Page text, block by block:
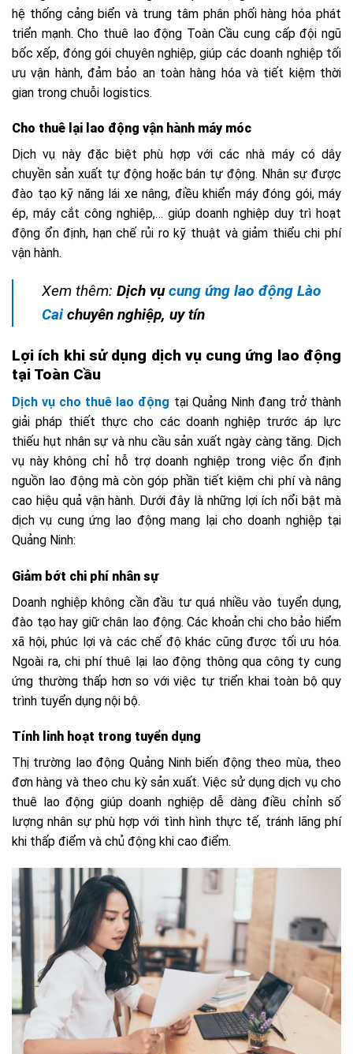
hệ thống cảng biển và trung tâm phân phối hàng hóa phát
triển mạnh. Cho thuê lao động Toàn Cầu cung cấp đội ngũ
bốc xếp, đóng gói chuyên nghiệp, giúp các doanh nghiệp tối
ưu vận hành, đảm bảo an toàn hàng hóa và tiết kiệm thời
gian trong chuỗi logistics.
Cho thuê lại lao động vận hành máy móc
Dịch vụ này đặc biệt phù hợp với các nhà máy có dây
chuyền sản xuất tự động hoặc bán tự động. Nhân sự được
đào tạo kỹ năng lái xe nâng, điều khiển máy đóng gói, máy
ép, máy cắt công nghiệp,… giúp doanh nghiệp duy trì hoạt
động ổn định, hạn chế rủi ro kỹ thuật và giảm thiểu chi phí
vận hành.
Xem thêm: Dịch vụcung ứng lao động Lào
Caichuyên nghiệp, uy tín
Lợi ích khi sử dụng dịch vụ cung ứng lao động
tại Toàn Cầu
Dịch vụ cho thuê lao động tại Quảng Ninh đang trở thành
giải pháp thiết thực cho các doanh nghiệp trước áp lực
thiếu hụt nhân sự và nhu cầu sản xuất ngày càng tăng. Dịch
vụ này không chỉ hỗ trợ doanh nghiệp trong việc ổn định
nguồn lao động mà còn góp phần tiết kiệm chi phí và nâng
cao hiệu quả vận hành. Dưới đây là những lợi ích nổi bật mà
dịch vụ cung ứng lao động mang lại cho doanh nghiệp tại
Quảng Ninh:
Giảm bớt chi phí nhân sự
Doanh nghiệp không cần đầu tư quá nhiều vào tuyển dụng,
đào tạo hay giữ chân lao động. Các khoản chi cho bảo hiểm
xã hội, phúc lợi và các chế độ khác cũng được tối ưu hóa.
Ngoài ra, chi phí thuê lại lao động thông qua công ty cung
ứng thường thấp hơn so với việc tự triển khai toàn bộ quy
trình tuyển dụng nội bộ.
Tính linh hoạt trong tuyển dụng
Thị trường lao động Quảng Ninh biến động theo mùa, theo
đơn hàng và theo chu kỳ sản xuất. Việc sử dụng dịch vụ cho
thuê lao động giúp doanh nghiệp dễ dàng điều chỉnh số
lượng nhân sự phù hợp với tình hình thực tế, tránh lãng phí
khi thấp điểm và chủ động khi cao điểm.